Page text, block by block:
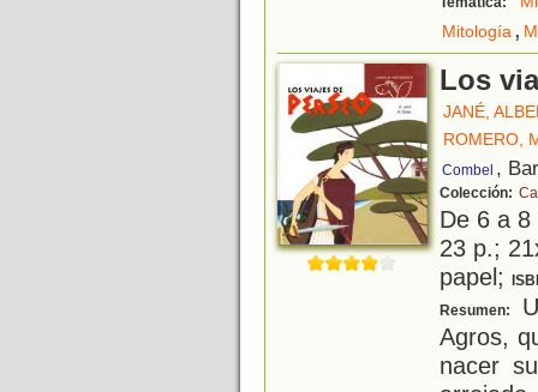
Mitología,
Los
JANÉ,
ROMERO,
Combel ,
Colección:
De 6 a
23 p.;
papel;
Resumen:
Agros,
nacer